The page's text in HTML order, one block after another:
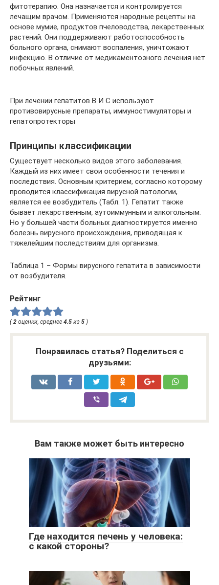
фитотерапию. Она назначается и контролируется
лечащим врачом. Применяются народные рецепты на
основе мумие, продуктов пчеловодства, лекарственных
растений. Они поддерживают работоспособность
больного органа, снимают воспаления, уничтожают
инфекцию. В отличие от медикаментозного лечения нет
побочных явлений.
При лечении гепатитов В И С используют
противовирусные препараты, иммуностимуляторы и
гепатопротекторы
Принципы классификации
Существует несколько видов этого заболевания.
Каждый из них имеет свои особенности течения и
последствия. Основным критерием, согласно которому
проводится классификация вирусной патологии,
является ее возбудитель (Табл. 1). Гепатит также
бывает лекарственным, аутоиммунным и алкогольным.
Но у большей части больных диагностируется именно
болезнь вирусного происхождения, приводящая к
тяжелейшим последствиям для организма.
Таблица 1 – Формы вирусного гепатита в зависимости
от возбудителя.
Рейтинг
(2 оценки, среднее 4.5 из 5 )
Понравилась статья? Поделиться с
друзьями:
Вам также может быть интересно
Где находится печень у человека:
с какой стороны?